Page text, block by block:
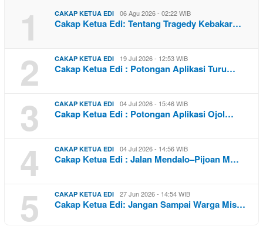
1 CAKAP KETUA EDI 06 Agu 2026 - 02:22 WIB
Cakap Ketua Edi: Tentang Tragedy Kebakar…
2 CAKAP KETUA EDI 19 Jul 2026 - 12:53 WIB
Cakap Ketua Edi : Potongan Aplikasi Turu…
3 CAKAP KETUA EDI 04 Jul 2026 - 15:46 WIB
Cakap Ketua Edi : Potongan Aplikasi Ojol…
4 CAKAP KETUA EDI 04 Jul 2026 - 14:56 WIB
Cakap Ketua Edi : Jalan Mendalo–Pijoan M…
5 CAKAP KETUA EDI 27 Jun 2026 - 14:54 WIB
Cakap Ketua Edi: Jangan Sampai Warga Mis…